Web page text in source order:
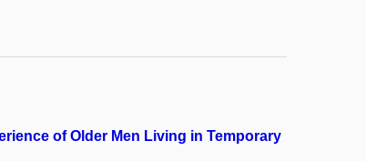
of Older Men Living in Temporary